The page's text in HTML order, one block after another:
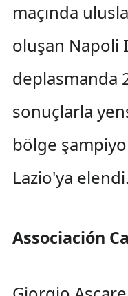
maçında
oluşan Napoli
deplasmanda
sonuçlarla
bölge
Lazio'ya elendi.
Associación